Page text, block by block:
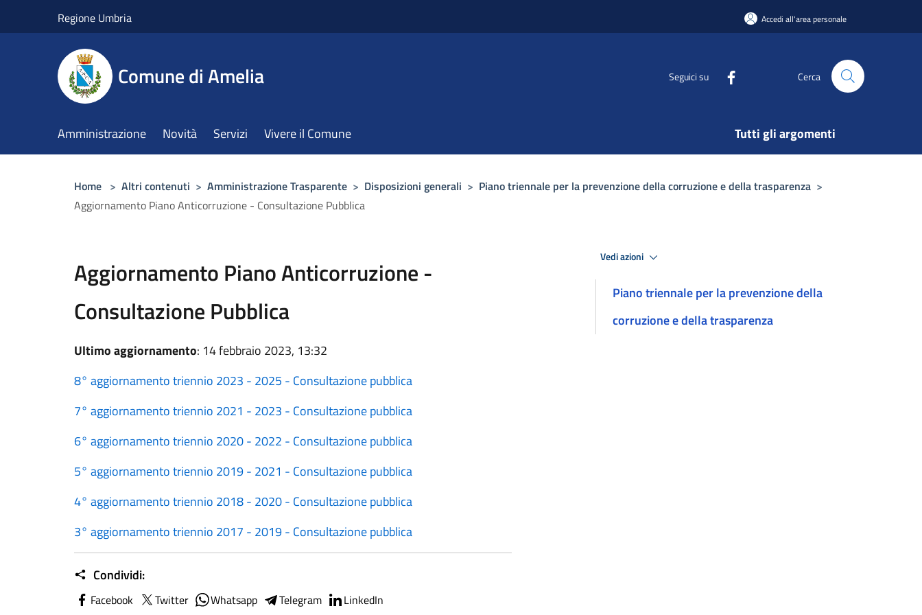
Regione Umbria Accedi all'area personale
Comune di Amelia Seguici su Cerca
Amministrazione Novità Servizi Vivere il Comune Tutti gli argomenti
Home > Altri contenuti > Amministrazione Trasparente > Disposizioni generali > Piano triennale per la prevenzione della corruzione e della trasparenza >
Aggiornamento Piano Anticorruzione - Consultazione Pubblica
Aggiornamento Piano Anticorruzione -
Consultazione Pubblica
Ultimo aggiornamento: 14 febbraio 2023, 13:32
8° aggiornamento triennio 2023 - 2025 - Consultazione pubblica
7° aggiornamento triennio 2021 - 2023 - Consultazione pubblica
6° aggiornamento triennio 2020 - 2022 - Consultazione pubblica
5° aggiornamento triennio 2019 - 2021 - Consultazione pubblica
4° aggiornamento triennio 2018 - 2020 - Consultazione pubblica
3° aggiornamento triennio 2017 - 2019 - Consultazione pubblica
Condividi:
Facebook Twitter Whatsapp Telegram LinkedIn
Vedi azioni
Piano triennale per la prevenzione della
corruzione e della trasparenza